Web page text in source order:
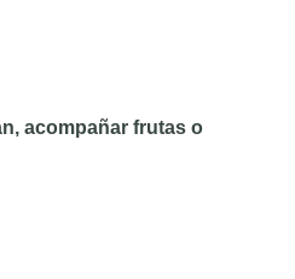
acompañar frutas o